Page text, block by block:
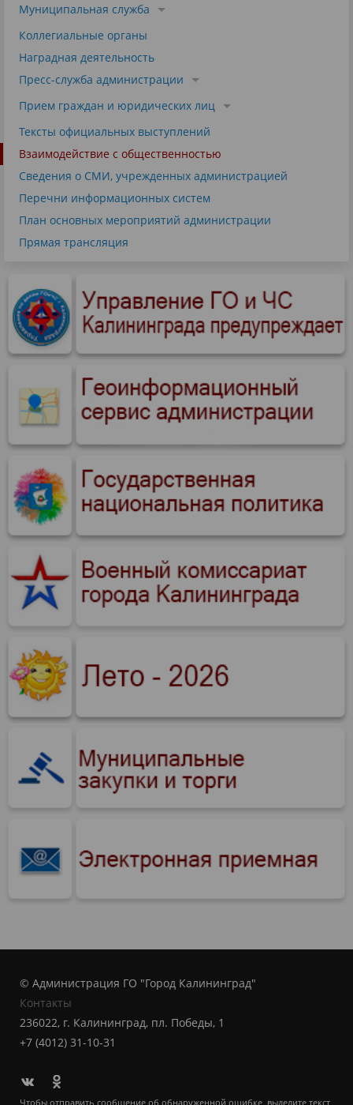
Муниципальная служба
Коллегиальные органы
Наградная деятельность
Пресс-служба администрации
Прием граждан и юридических лиц
Тексты официальных выступлений
Взаимодействие с общественностью
Сведения о СМИ, учрежденных администрацией
Перечни информационных систем
План основных мероприятий администрации
Прямая трансляция
© Администрация ГО "Город Калининград"
Контакты
236022, г. Калининград, пл. Победы, 1
+7 (4012) 31-10-31
Чтобы отправить сообщение об обнаруженной ошибке, выделите текст